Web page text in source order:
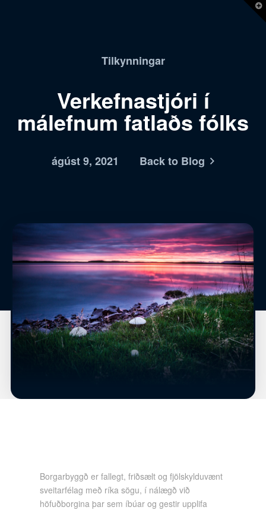
Tilkynningar
Verkefnastjóri í
málefnum fatlaðs fólks
ágúst 9, 2021 Back to Blog
Borgarbyggð er fallegt, friðsælt og fjölskylduvænt
sveitarfélag með ríka sögu, í nálægð við
höfuðborgina þar sem íbúar og gestir upplifa